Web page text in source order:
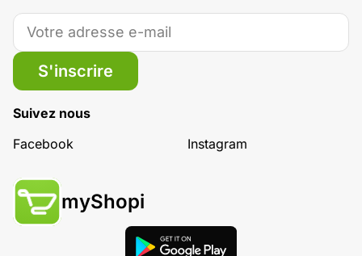
S'inscrire
Suivez nous
Facebook
Instagram
myShopi